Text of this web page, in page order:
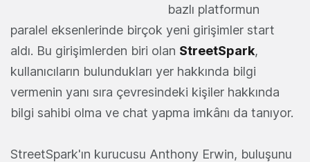
bazlı platformun
paralel eksenlerinde birçok yeni girişimler start
aldı. Bu girişimlerden biri olan StreetSpark,
kullanıcıların bulundukları yer hakkında bilgi
vermenin yanı sıra çevresindeki kişiler hakkında
bilgi sahibi olma ve chat yapma imkânı da tanıyor.
StreetSpark'ın kurucusu Anthony Erwin, buluşunu